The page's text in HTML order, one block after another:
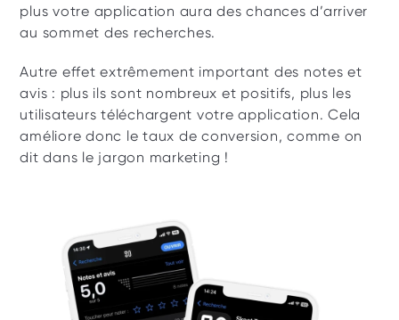
plus votre application aura des chances d’arriver
au sommet des recherches.
Autre effet extrêmement important des notes et
avis : plus ils sont nombreux et positifs, plus les
utilisateurs téléchargent votre application. Cela
améliore donc le taux de conversion, comme on
dit dans le jargon marketing !